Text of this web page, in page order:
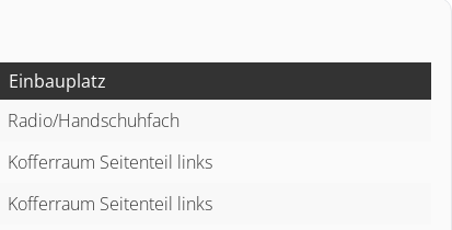
Einbauplatz
Radio/Handschuhfach
Kofferraum Seitenteil links
Kofferraum Seitenteil links